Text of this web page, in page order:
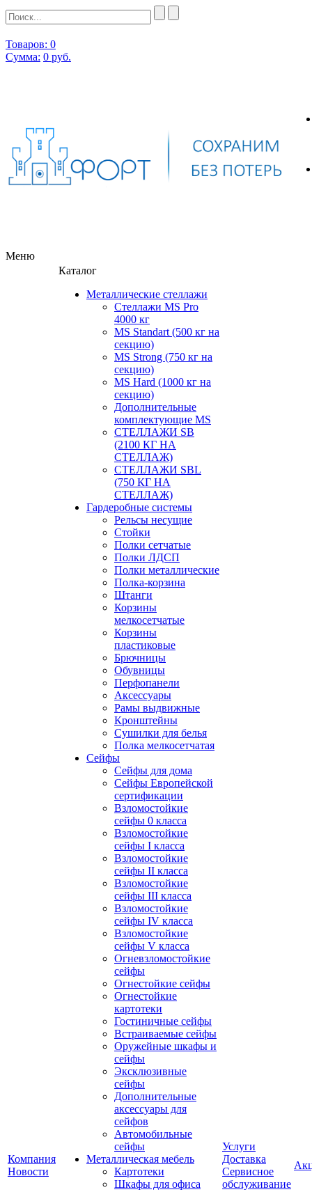
Товаров: 0
Сумма: 0 руб.
Меню
Компания
Новости
Каталог
Металлические стеллажи
Стеллажи MS Pro
4000 кг
MS Standart (500 кг на
секцию)
MS Strong (750 кг на
секцию)
MS Hard (1000 кг на
секцию)
Дополнительные
комплектующие MS
СТЕЛЛАЖИ SB
(2100 КГ НА
СТЕЛЛАЖ)
СТЕЛЛАЖИ SBL
(750 КГ НА
СТЕЛЛАЖ)
Гардеробные системы
Рельсы несущие
Стойки
Полки сетчатые
Полки ЛДСП
Полки металлические
Полка-корзина
Штанги
Корзины
мелкосетчатые
Корзины
пластиковые
Брючницы
Обувницы
Перфопанели
Аксессуары
Рамы выдвижные
Кронштейны
Сушилки для белья
Полка мелкосетчатая
Сейфы
Сейфы для дома
Сейфы Европейской
сертификации
Взломостойкие
сейфы 0 класса
Взломостойкие
сейфы I класса
Взломостойкие
сейфы II класса
Взломостойкие
сейфы III класса
Взломостойкие
сейфы IV класса
Взломостойкие
сейфы V класса
Огневзломостойкие
сейфы
Огнестойкие сейфы
Огнестойкие
картотеки
Гостиничные сейфы
Встраиваемые сейфы
Оружейные шкафы и
сейфы
Эксклюзивные
сейфы
Дополнительные
аксессуары для
сейфов
Автомобильные
сейфы
Металлическая мебель
Картотеки
Шкафы для офиса
Услуги
Доставка
Сервисное
обслуживание